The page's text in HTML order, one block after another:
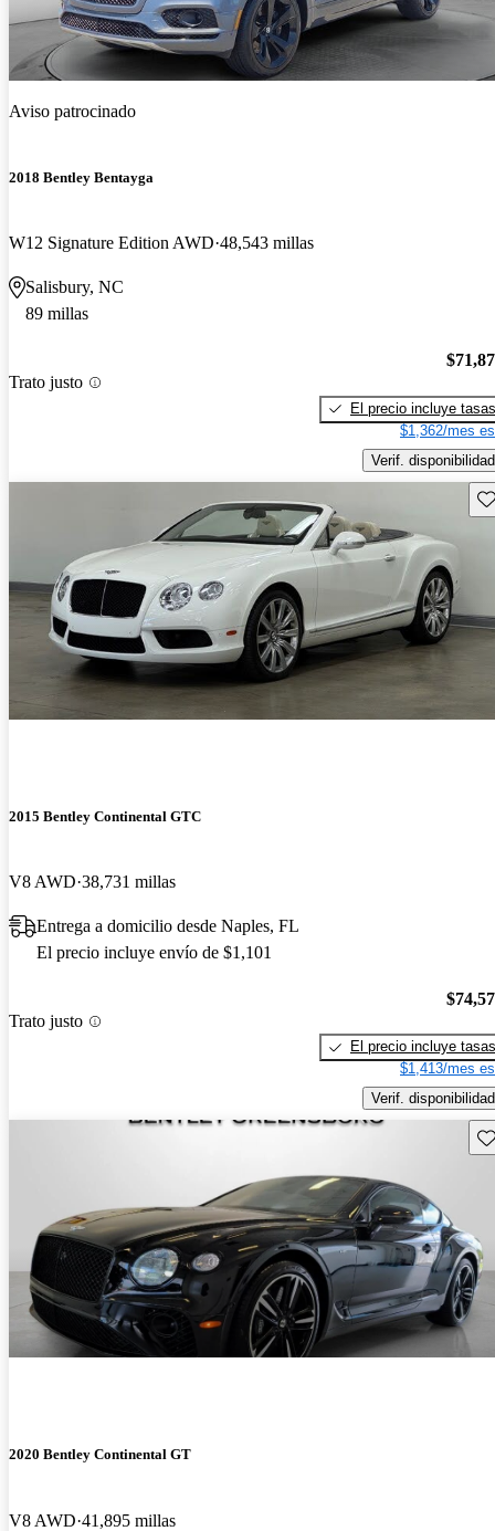
Aviso patrocinado
2018 Bentley Bentayga
W12 Signature Edition AWD 48,543 millas
Salisbury, NC
89 millas
Trato justo
El precio incluye tasas
$1,362/mes
Verif. disponibilidad
2015 Bentley Continental GTC
V8 AWD 38,731 millas
Entrega a domicilio desde Naples, FL
El precio incluye envío de $1,101
Trato justo
El precio incluye tasas
$1,413/mes
Verif. disponibilidad
2020 Bentley Continental GT
V8 AWD 41,895 millas